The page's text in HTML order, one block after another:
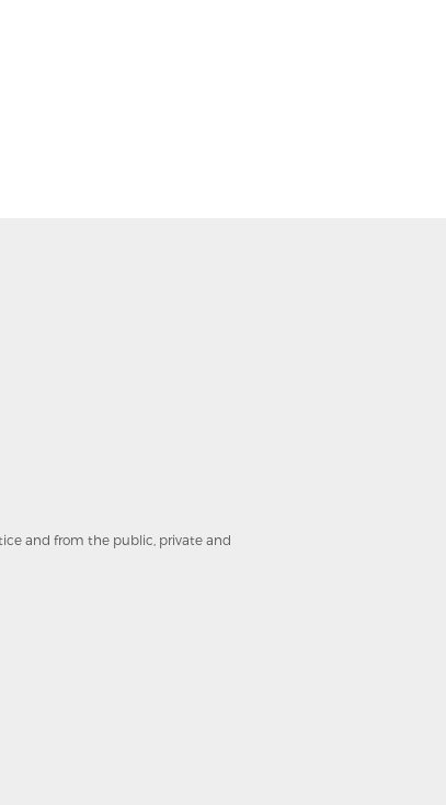
and from the public, private and